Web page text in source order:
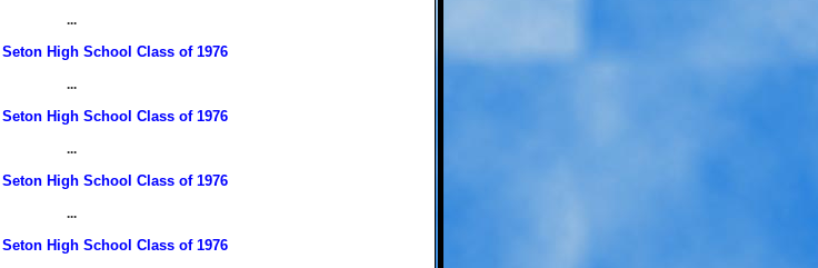
...
...
...
...